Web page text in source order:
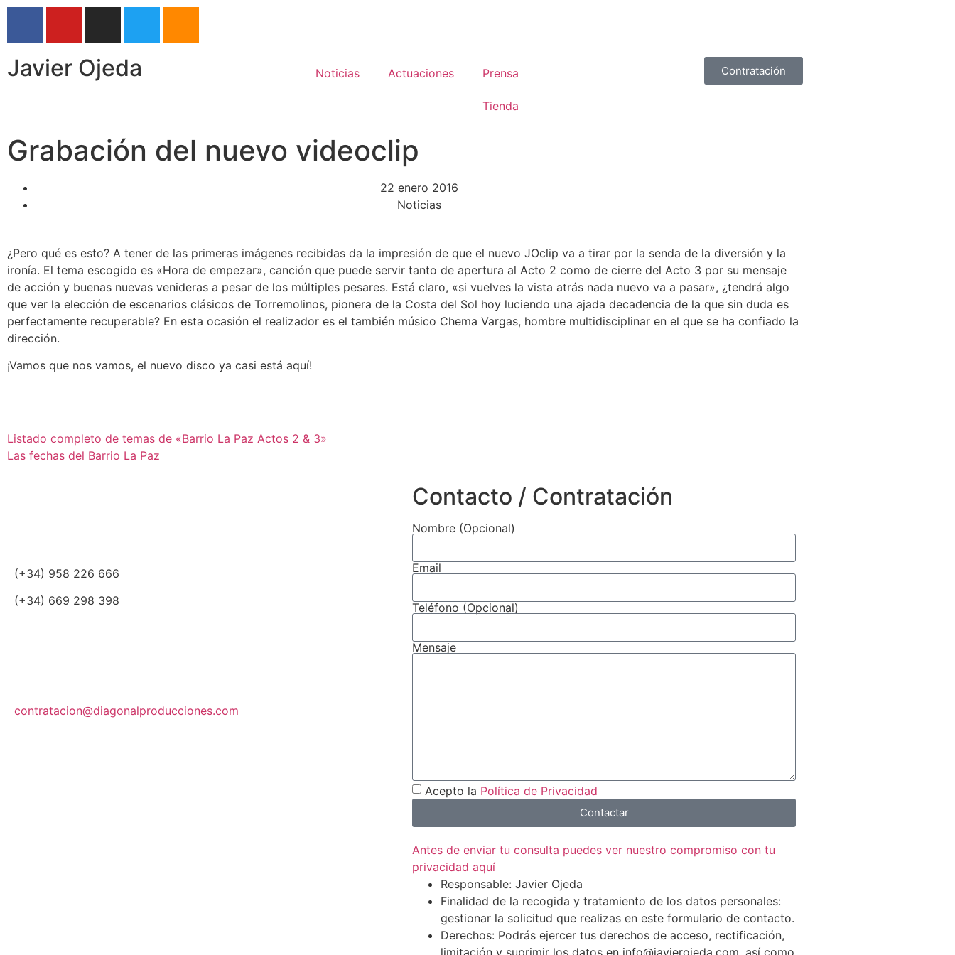
Javier Ojeda Noticias Actuaciones Prensa
Tienda
Contratación
Grabación del nuevo videoclip
22 enero 2016
Noticias
¿Pero qué es esto? A tener de las primeras imágenes recibidas da la impresión de que el nuevo JOclip va a tirar por la senda de la diversión y la
ironía. El tema escogido es «Hora de empezar», canción que puede servir tanto de apertura al Acto 2 como de cierre del Acto 3 por su mensaje
de acción y buenas nuevas venideras a pesar de los múltiples pesares. Está claro, «si vuelves la vista atrás nada nuevo va a pasar», ¿tendrá algo
que ver la elección de escenarios clásicos de Torremolinos, pionera de la Costa del Sol hoy luciendo una ajada decadencia de la que sin duda es
perfectamente recuperable? En esta ocasión el realizador es el también músico Chema Vargas, hombre multidisciplinar en el que se ha confiado la
dirección.
¡Vamos que nos vamos, el nuevo disco ya casi está aquí!
Listado completo de temas de «Barrio La Paz Actos 2 & 3»
Las fechas del Barrio La Paz
(+34) 958 226 666
(+34) 669 298 398
contratacion@diagonalproducciones.com
Contacto / Contratación
Nombre (Opcional)
Email
Teléfono (Opcional)
Mensaje
Acepto la Política de Privacidad
Contactar
Antes de enviar tu consulta puedes ver nuestro compromiso con tu
privacidad aquí
Responsable: Javier Ojeda
Finalidad de la recogida y tratamiento de los datos personales:
gestionar la solicitud que realizas en este formulario de contacto.
Derechos: Podrás ejercer tus derechos de acceso, rectificación,
limitación y suprimir los datos en info@javierojeda.com, así como